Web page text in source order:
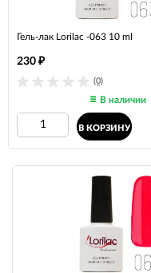
Гель-лак Lorilac -063 10 ml
(0)
230 ₽
В наличии
В КОРЗИНУ